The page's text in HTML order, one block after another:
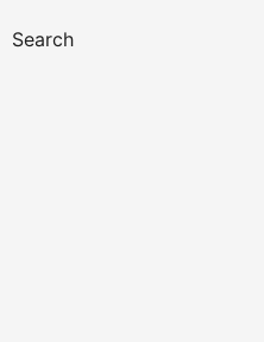
Search